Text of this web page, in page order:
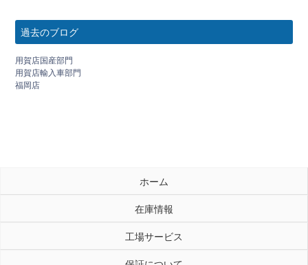
過去のブログ
用賀店国産部門
用賀店輸入車部門
福岡店
ホーム
在庫情報
工場サービス